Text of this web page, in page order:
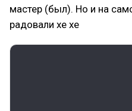
мастер (был). Но и на
радовали хе хе